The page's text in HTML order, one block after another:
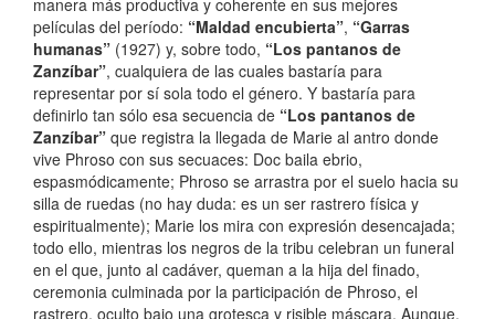
manera más productiva y coherente en sus mejores
películas del período: “Maldad encubierta”, “Garras
humanas” (1927) y, sobre todo, “Los pantanos de
Zanzíbar”, cualquiera de las cuales bastaría para
representar por sí sola todo el género. Y bastaría para
definirlo tan sólo esa secuencia de “Los pantanos de
Zanzíbar” que registra la llegada de Marie al antro donde
vive Phroso con sus secuaces: Doc baila ebrio,
espasmódicamente; Phroso se arrastra por el suelo hacia su
silla de ruedas (no hay duda: es un ser rastrero física y
espiritualmente); Marie los mira con expresión desencajada;
todo ello, mientras los negros de la tribu celebran un funeral
en el que, junto al cadáver, queman a la hija del finado,
ceremonia culminada por la participación de Phroso, el
rastrero, oculto bajo una grotesca y risible máscara. Aunque,